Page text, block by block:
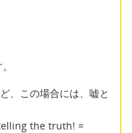
、この場合には、嘘と
the truth! =